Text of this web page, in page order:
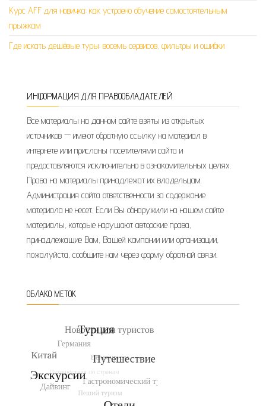
Курс AFF для новичка: как устроено обучение самостоятельным
прыжкам
Где искать дешёвые туры: восемь сервисов, фильтры и ошибки
ИНФОРМАЦИЯ ДЛЯ ПРАВООБЛАДАТЕЛЕЙ
Все материалы на данном сайте взяты из открытых
источников — имеют обратную ссылку на материал в
интернете или присланы посетителями сайта и
предоставляются исключительно в ознакомительных целях.
Права на материалы принадлежат их владельцам.
Администрация сайта ответственности за содержание
материала не несет. Если Вы обнаружили на нашем сайте
материалы, которые нарушают авторские права,
принадлежащие Вам, Вашей компании или организации,
пожалуйста, сообщите нам через форму обратной связи.
ОБЛАКО МЕТОК